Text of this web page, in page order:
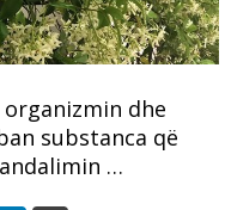
dhe
substanca që
…